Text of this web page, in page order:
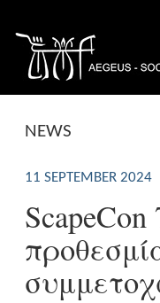
NEWS
11 SEPTEMBER 2024